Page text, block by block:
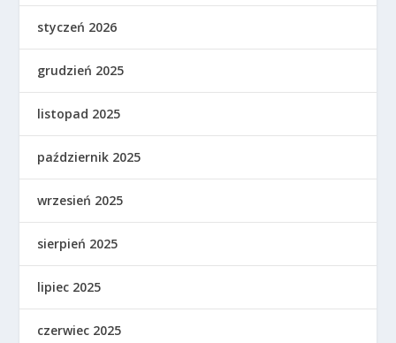
styczeń 2026
grudzień 2025
listopad 2025
październik 2025
wrzesień 2025
sierpień 2025
lipiec 2025
czerwiec 2025